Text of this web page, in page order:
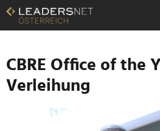
Zum
Inhalt
Zur
Navigation
Zur
Hauptnavigation
CBRE Office of the
Verleihung